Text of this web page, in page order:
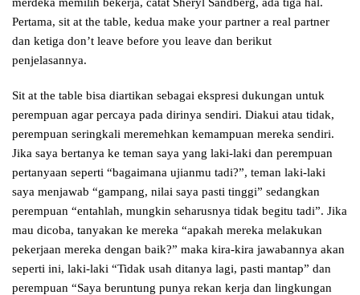
Pertama, sit at the table, kedua make your partner a real partner
dan ketiga don’t leave before you leave dan berikut
penjelasannya.
Sit at the table bisa diartikan sebagai ekspresi dukungan untuk
perempuan agar percaya pada dirinya sendiri. Diakui atau tidak,
perempuan seringkali meremehkan kemampuan mereka sendiri.
Jika saya bertanya ke teman saya yang laki-laki dan perempuan
pertanyaan seperti “bagaimana ujianmu tadi?”, teman laki-laki
saya menjawab “gampang, nilai saya pasti tinggi” sedangkan
perempuan “entahlah, mungkin seharusnya tidak begitu tadi”. Jika
mau dicoba, tanyakan ke mereka “apakah mereka melakukan
pekerjaan mereka dengan baik?” maka kira-kira jawabannya akan
seperti ini, laki-laki “Tidak usah ditanya lagi, pasti mantap” dan
perempuan “Saya beruntung punya rekan kerja dan lingkungan